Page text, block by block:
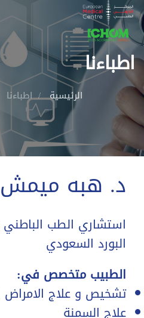
اطباءنا
الرئيسية اطباءنا
د. هبه ميمش
استشاري الطب
البورد السعودي
الطبيب متخصص في:
تشخيص و علاج الامراض
علاج السمنة